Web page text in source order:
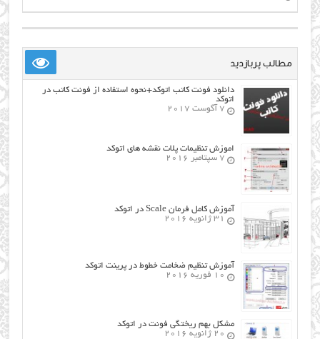
مطالب پربازدید
دانلود فونت کاتب اتوکد+نحوه استفاده از فونت کاتب در
اتوکد
7 آگوست 2017
اموزش تنظیمات پلات نقشه های اتوکد
7 سپتامبر 2016
آموزش کامل فرمان Scale در اتوکد
31 ژانویه 2016
آموزش تنظیم ضخامت خطوط در پرینت اتوکد
10 فوریه 2016
مشکل بهم ریختگی فونت در اتوکد
20 ژانویه 2016